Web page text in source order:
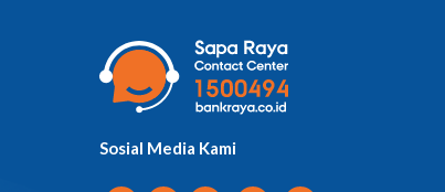
Sosial Media Kami